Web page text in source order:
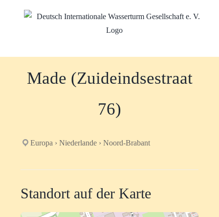
Made (Zuideindsestraat
76)
Europa › Niederlande › Noord-Brabant
Standort auf der Karte